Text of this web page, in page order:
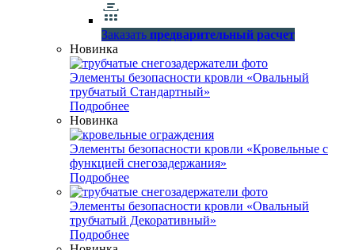
Заказать предварительный расчет
Новинка
Элементы безопасности кровли «Овальный
трубчатый Стандартный»
Подробнее
Новинка
Элементы безопасности кровли «Кровельные с
функцией снегозадержания»
Подробнее
Элементы безопасности кровли «Овальный
трубчатый Декоративный»
Подробнее